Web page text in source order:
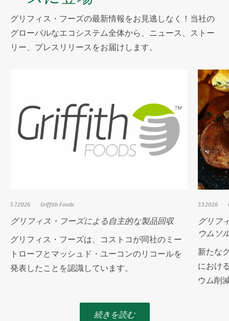
グリフィス・フーズの最新情報をお見逃しなく！当社の
グローバルなエコシステム全体から、ニュース、ストー
リー、プレスリリースをお届けします。
5.7.2026 Griffith Foods
グリフィス・フーズによる自主的な製品回収
グリフィス・フーズは、コストコが同社のミー
トローフとマッシュド・ユーコンのリコールを
発表したことを認識しています。
3.3.2026
グリフ
ウムソ
新たな
におけ
ウム削
続きを読む